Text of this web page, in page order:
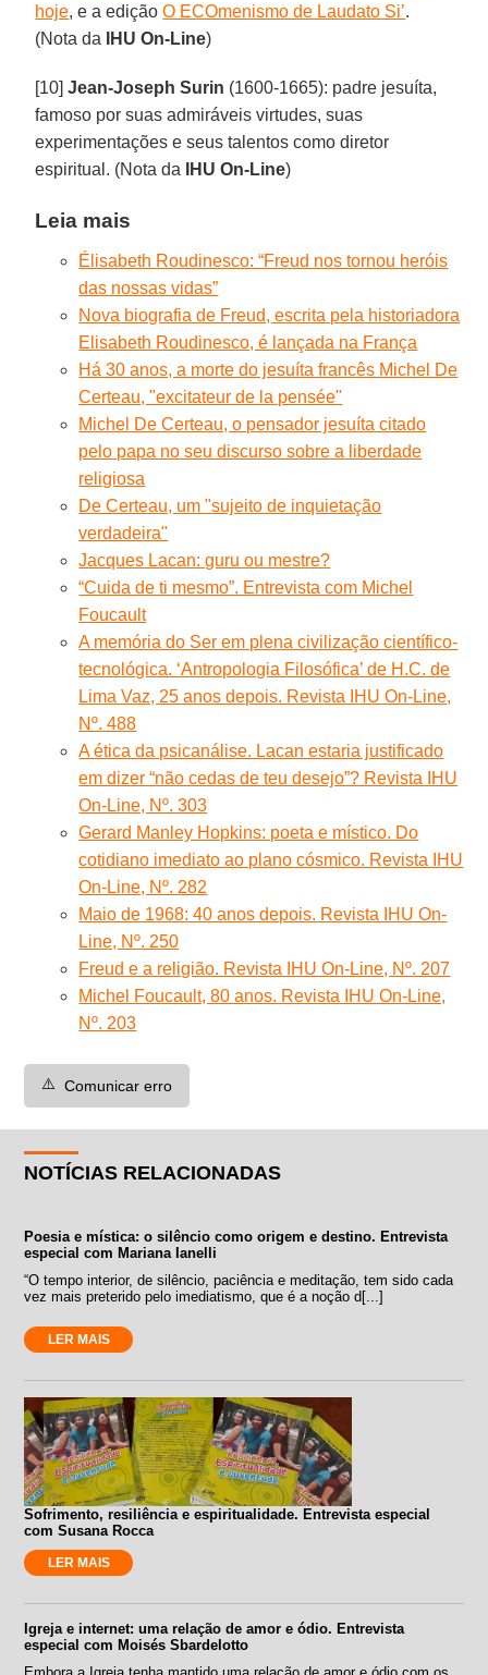
hoje, e a ediçãoO ECOmenismo de Laudato Si’.
(Nota da
IHU On-Line)
[10]Jean-Joseph Surin (1600-1665): padre jesuíta,
famoso por suas admiráveis virtudes, suas
experimentações e seus talentos como diretor
espiritual. (Nota da
IHU On-Line)
Leia mais
Élisabeth Roudinesco: “Freud nos tornou heróis
das nossas vidas”
Nova biografia de Freud, escrita pela historiadora
Elisabeth Roudinesco, é lançada na França
Há 30 anos, a morte do jesuíta francês Michel De
Certeau, "excitateur de la pensée"
Michel De Certeau, o pensador jesuíta citado
pelo papa no seu discurso sobre a liberdade
religiosa
De Certeau, um "sujeito de inquietação
verdadeira"
Jacques Lacan: guru ou mestre?
“Cuida de ti mesmo”. Entrevista com Michel
Foucault
A memória do Ser em plena civilização científico-
tecnológica. ‘Antropologia Filosófica’ de H.C. de
Lima Vaz, 25 anos depois. Revista IHU On-Line,
Nº. 488
A ética da psicanálise. Lacan estaria justificado
em dizer “não cedas de teu desejo”? Revista IHU
On-Line, Nº. 303
Gerard Manley Hopkins: poeta e místico. Do
cotidiano imediato ao plano cósmico. Revista IHU
On-Line, Nº. 282
Maio de 1968: 40 anos depois. Revista IHU On-
Line, Nº. 250
Freud e a religião. Revista IHU On-Line, Nº. 207
Michel Foucault, 80 anos. Revista IHU On-Line,
Nº. 203
⚠️ Comunicar erro
NOTÍCIAS RELACIONADAS
Poesia e mística: o silêncio como origem e destino. Entrevista
especial com Mariana Ianelli
“O tempo interior, de silêncio, paciência e meditação, tem sido cada
vez mais preterido pelo imediatismo, que é a noção d[...]
LER MAIS
Sofrimento, resiliência e espiritualidade. Entrevista especial
com Susana Rocca
LER MAIS
Igreja e internet: uma relação de amor e ódio. Entrevista
especial com Moisés Sbardelotto